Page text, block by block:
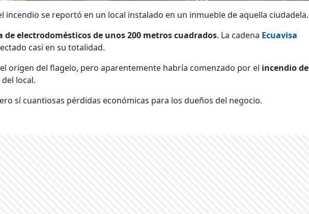
incendio se reportó en un local instalado en un inmueble de aquella ciudadela.
de electrodomésticos de unos 200 metros cuadrados. La cadena Ecuavisa
casi en su totalidad.
origen del flagelo, pero aparentemente habría comenzado por el incendio de
local.
sí cuantiosas pérdidas económicas para los dueños del negocio.